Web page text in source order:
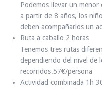
Podemos llevar un
a partir de 8 años, los
deben acompañarlos un
Ruta a caballo 2 horas
Tenemos tres rutas
dependiendo del nivel de
recorridos.57€/persona
Actividad combinada 1h